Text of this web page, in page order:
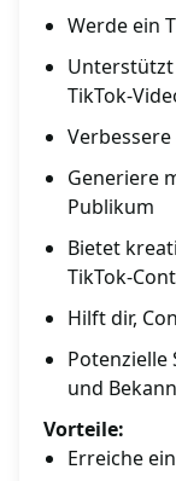
Werde ein
Unterstützt
TikTok-
Generiere
Publikum
Bietet
TikTok-
Hilft dir,
Potenzielle
und
Vorteile:
Erreiche